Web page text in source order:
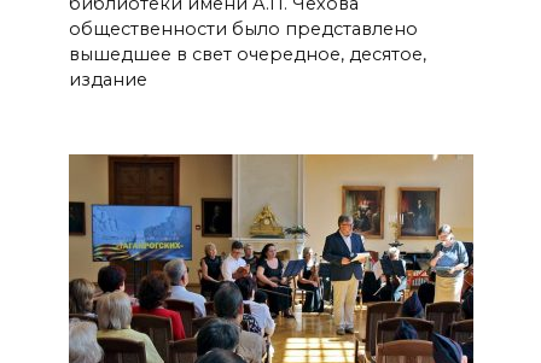
общественности было представлено
вышедшее в свет очередное, десятое,
издание